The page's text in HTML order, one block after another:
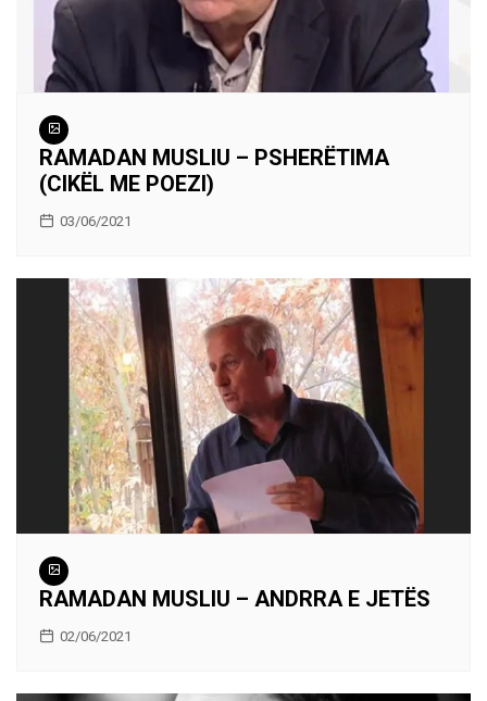
RAMADAN MUSLIU – PSHERËTIMA
(CIKËL ME POEZI)
03/06/2021
RAMADAN MUSLIU – ANDRRA E JETËS
02/06/2021